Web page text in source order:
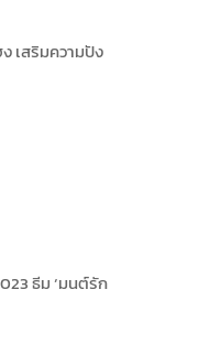
เสริมความปัง
ธีม ‘มนต์รัก